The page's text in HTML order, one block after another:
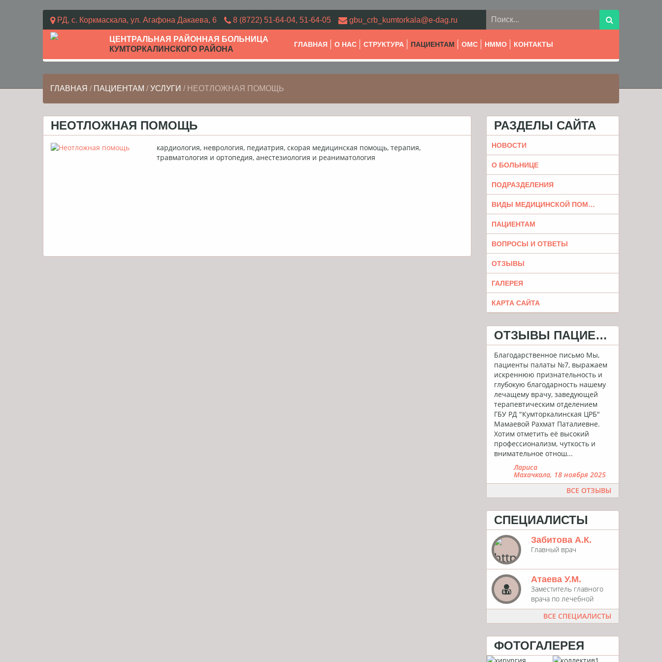
РД, с. Коркмаскала, ул. Агафона Дакаева, 6 8 (8722) 51-64-04, 51-64-05 gbu_crb_kumtorkala@e-dag.ru
ЦЕНТРАЛЬНАЯ РАЙОННАЯ БОЛЬНИЦА
КУМТОРКАЛИНСКОГО РАЙОНА
ГЛАВНАЯ О НАС СТРУКТУРА ПАЦИЕНТАМ ОМС НММО КОНТАКТЫ
ГЛАВНАЯ / ПАЦИЕНТАМ /УСЛУГИ / НЕОТЛОЖНАЯ ПОМОЩЬ
НЕОТЛОЖНАЯ ПОМОЩЬ
кардиология, неврология, педиатрия, скорая медицинская помощь, терапия,
травматология и ортопедия, анестезиология и реаниматология
РАЗДЕЛЫ САЙТА
НОВОСТИ
О БОЛЬНИЦЕ
ПОДРАЗДЕЛЕНИЯ
ВИДЫ МЕДИЦИНСКОЙ ПОМОЩИ
ПАЦИЕНТАМ
ВОПРОСЫ И ОТВЕТЫ
ОТЗЫВЫ
ГАЛЕРЕЯ
КАРТА САЙТА
ОТЗЫВЫ ПАЦИЕНТОВ
Благодарственное письмо Мы,
пациенты палаты №7, выражаем
искреннюю признательность и
глубокую благодарность нашему
лечащему врачу, заведующей
терапевтическим отделением
ГБУ РД "Кумторкалинская ЦРБ"
Мамаевой Рахмат Паталиевне.
Хотим отметить её высокий
профессионализм, чуткость и
внимательное отнош...
Лариса
Махачкала, 18 ноября 2025
ВСЕ ОТЗЫВЫ
СПЕЦИАЛИСТЫ
Забитова А.К.
Главный врач
Атаева У.М.
Заместитель главного
врача по лечебной
работе
ВСЕ СПЕЦИАЛИСТЫ
ФОТОГАЛЕРЕЯ